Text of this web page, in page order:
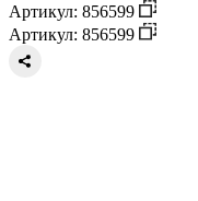
Артикул: 856599
Артикул: 856599